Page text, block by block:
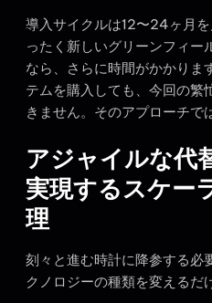
導入サイクルは12〜24ヶ月
ったく新しいグリーンフィー
なら、さらに時間がかかりま
テムを購入しても、今回の繁
きません。そのアプローチで
アジャイルな代
実現するスケー
理
刻々と進む時計に降参する必
クノロジーの種類を変えるだ